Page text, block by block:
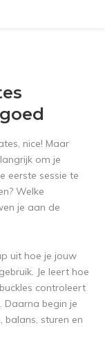
nice! Maar
om je
eerste sessie te
Welke
je aan de
uit hoe je jouw
Je leert hoe
controleert
Daarna begin je
balans, sturen en